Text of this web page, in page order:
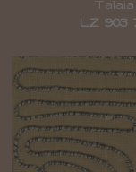
Talaia
LZ 903